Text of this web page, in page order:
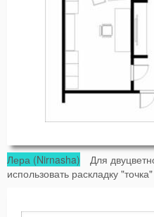
Лера (Nirnasha) Для
использовать раскладку "точка"